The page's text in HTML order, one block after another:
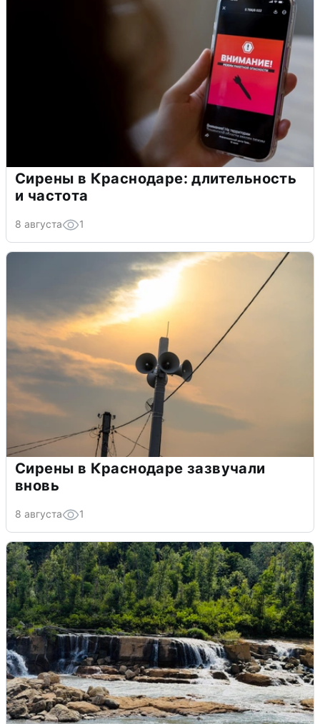
Сирены в Краснодаре: длительность
и частота
8 августа 1
Сирены в Краснодаре зазвучали
вновь
8 августа 1